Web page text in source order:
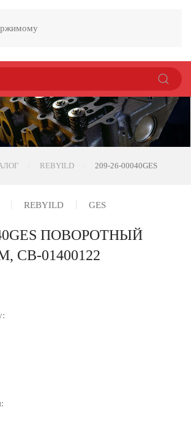
REBYILD 209-26-00040GES
REBYILD GES
ПОВОРОТНЫЙ
01400122